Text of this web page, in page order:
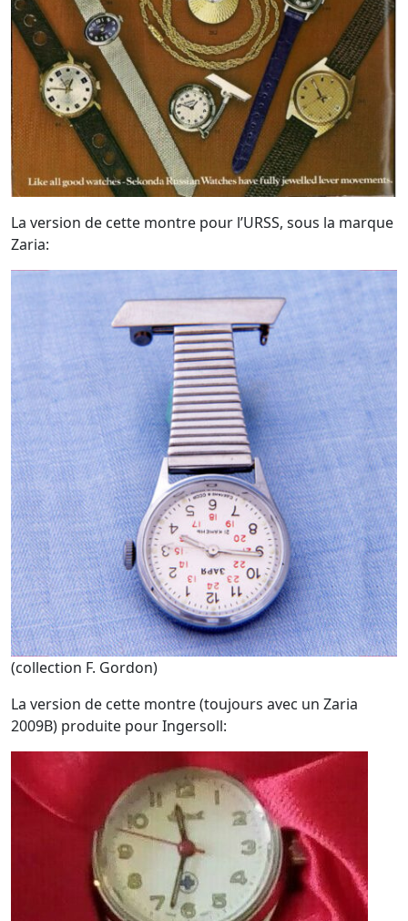
La version de cette montre pour l’URSS, sous la marque
Zaria:
(collection F. Gordon)
La version de cette montre (toujours avec un Zaria
2009B) produite pour Ingersoll: